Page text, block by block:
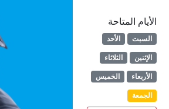
الأيام المتاحة
السبت
الأحد
الإثنين
الثلاثاء
الأربعاء
الخميس
الجمعة